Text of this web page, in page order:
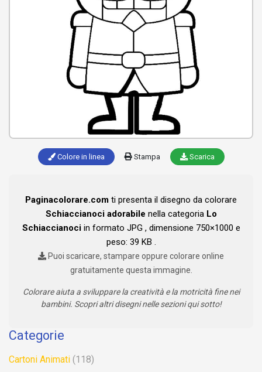
Colore in linea Stampa Scarica
Paginacolorare.com ti presenta il disegno da colorare
Schiaccianoci adorabile nella categoria Lo
Schiaccianociin formato JPG , dimensione 750×1000 e
peso: 39 KB .
Puoi scaricare, stampare oppure colorare online
gratuitamente questa immagine.
Colorare aiuta a sviluppare la creatività e la motricità fine nei
bambini. Scopri altri disegni nelle sezioni qui sotto!
Categorie
Cartoni Animati (118)